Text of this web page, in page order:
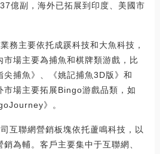
億副，海外已拓展到印度、美國市
務主要依托成蹊科技和大魚科技，
場主要為捕魚和棋牌類游戲，比
尖捕魚》、《姚記捕魚3D版》和
市場主要拓展Bingo游戲品類，如
》。
互聯網營銷板塊依托蘆鳴科技，以
為輔。客戶主要集中于互聯網、